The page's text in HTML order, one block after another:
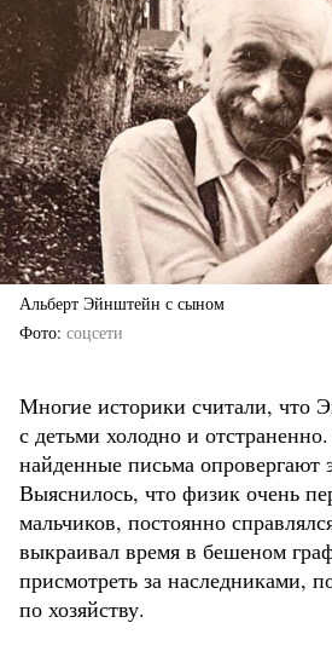
Альберт Эйнштейн с сыном
Фото соцсети
Многие историки считали, что
с детьми холодно и
найденные письма опровергают
Выяснилось, что физик очень
мальчиков, постоянно
выкраивал время в бешеном
присмотреть за наследниками,
по хозяйству.